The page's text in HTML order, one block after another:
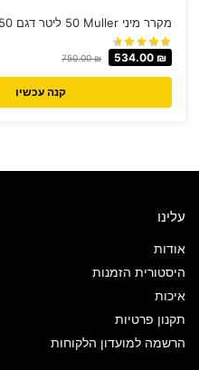
מקרר מיני Muller ‏50 ‏ליטר דגם ML50
750.00₪ 534.00 ₪
קנה עכשיו
עלינו
אודות
היסטורית הזמנות
איכות
תקנון פרטיות
הרשמה למועדון הלקוחות